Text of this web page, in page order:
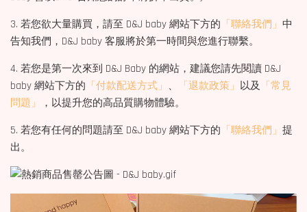
3. 若您欲大量購買，請至 D&J baby 網站下方的 「聯絡我們」 中
告知我們，D&J baby 客服將於第一時間與您進行聯繫。
4. 若您是第一次來到 D&J Baby 的網站，建議您請先閱讀 D&J
baby 網站下方的 「付款配送方式」 、 「退款政策」 以及
「常見
問題」
，以提升您的高品質購物體驗。
5. 若您有任何的問題請至 D&J baby 網站下方的 「聯絡我們」 提
出。